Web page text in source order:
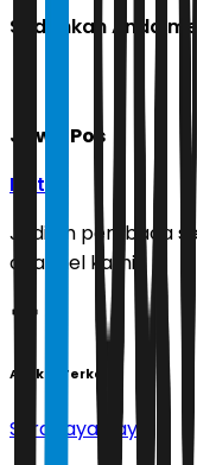
Sudahkah Anda
Jawa Pos
Ikuti
Jadilah pembaca
channel kami!
Artikel Terkait
Surabaya Raya